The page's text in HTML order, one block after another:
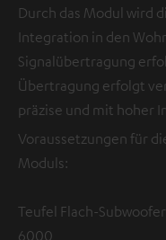
Durch das Modul wird
Integration in den
Signalübertragung
Übertragung erfolgt
präzise und mit hoher
Voraussetzungen für
Moduls:
Teufel Flach-
6000